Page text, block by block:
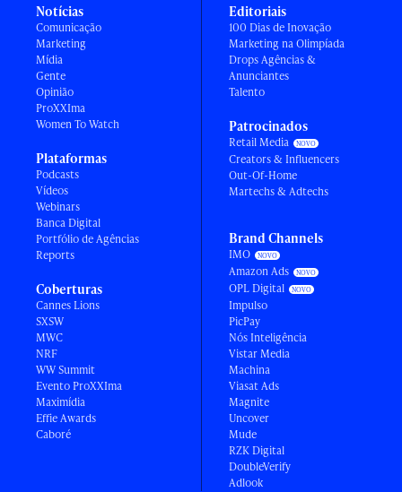
Notícias
Comunicação
Marketing
Mídia
Gente
Opinião
ProXXIma
Women To Watch
Plataformas
Podcasts
Vídeos
Webinars
Banca Digital
Portfólio de Agências
Reports
Coberturas
Cannes Lions
SXSW
MWC
NRF
WW Summit
Evento ProXXIma
Maximídia
Effie Awards
Caboré
Editoriais
100 Dias de Inovação
Marketing na Olimpíada
Drops Agências &
Anunciantes
Talento
Patrocinados
Retail Media
Creators & Influencers
Out-Of-Home
Martechs & Adtechs
Brand Channels
IMO
Amazon Ads
OPL Digital
Impulso
PicPay
Nós Inteligência
Vistar Media
Machina
Viasat Ads
Magnite
Uncover
Mude
RZK Digital
DoubleVerify
Adlook